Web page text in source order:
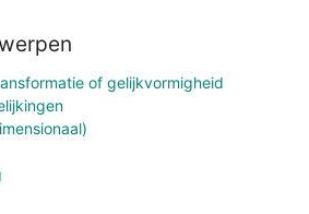
of gelijkvormigheid